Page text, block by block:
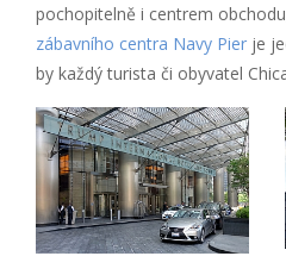
pochopitelně i centrem
zábavního centra Navy Pier je
by každý turista či obyvatel